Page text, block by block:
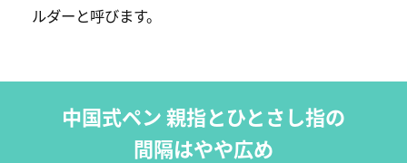
ルダーと呼びます。
中国式ペン 親指とひとさし指の
間隔はやや広め